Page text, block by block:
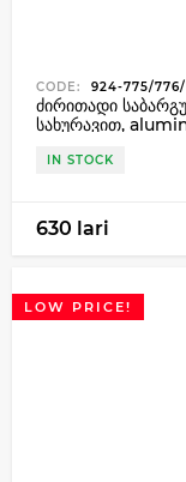
CODE: 924-775/776/
ძირითადი
სახურავით,
IN STOCK
630 lari
LOW PRICE!